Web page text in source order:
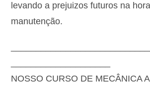
levando a prejuizos futuros na
manutenção.
NOSSO CURSO DE MECÂNICA